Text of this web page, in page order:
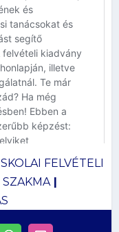
FELVÉTELI
SZAKMA|